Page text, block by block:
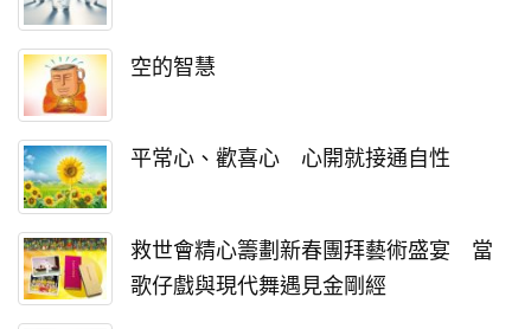
空的智慧
平常心、歡喜心 心開就接通自性
救世會精心籌劃新春團拜藝術盛宴 當
歌仔戲與現代舞遇見金剛經